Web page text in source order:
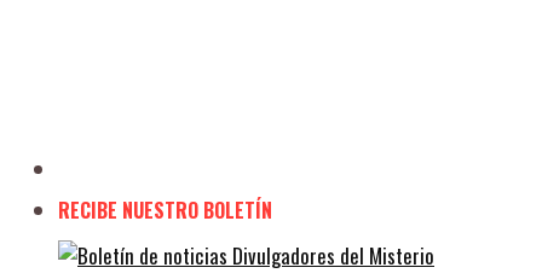
RECIBE NUESTRO BOLETÍN